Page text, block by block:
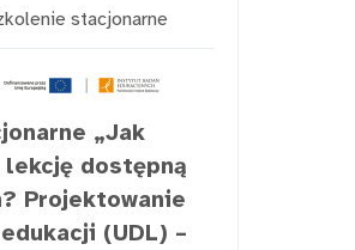
stacjonarne
„Jak
dostępną
Projektowanie
(UDL) –